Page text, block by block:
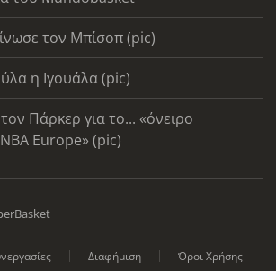
τον Μπίσοπ (pic)
η Ιγουάλα (pic)
Πάρκερ για το... «όνειρο
Europe» (pic)
Διαφήμιση
Όροι Χρήσης